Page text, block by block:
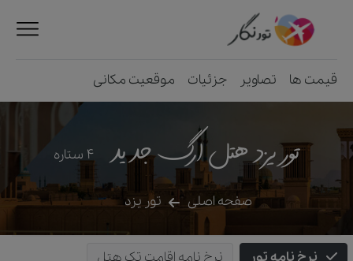
قیمت ها تصاویر جزئیات موقعیت مکانی
تور یزد هتل ارگ جدید 4 ستاره
صفحه اصلی تور یزد